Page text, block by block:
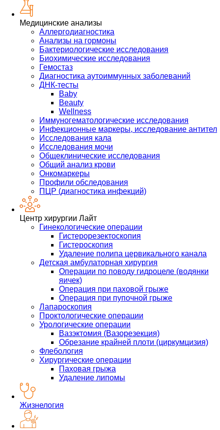
Медицинские анализы
Аллергодиагностика
Анализы на гормоны
Бактериологические исследования
Биохимические исследования
Гемостаз
Диагностика аутоиммунных заболеваний
ДНК-тесты
Baby
Beauty
Wellness
Иммуногематологические исследования
Инфекционные маркеры, исследование антител
Исследования кала
Исследования мочи
Общеклинические исследования
Общий анализ крови
Онкомаркеры
Профили обследования
ПЦР (диагностика инфекций)
Центр хирургии Лайт
Гинекологические операции
Гистерорезектоскопия
Гистероскопия
Удаление полипа цервикального канала
Детская амбулаторная хирургия
Операции по поводу гидроцеле (водянки
яичек)
Операция при паховой грыже
Операция при пупочной грыже
Лапароскопия
Проктологические операции
Урологические операции
Вазэктомия (Вазорезекция)
Обрезание крайней плоти (циркумцизия)
Флебология
Хирургические операции
Паховая грыжа
Удаление липомы
Жизнелогия